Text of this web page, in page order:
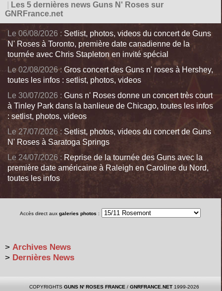
Les 5 dernières news Guns N' Roses sur
GNRFrance.net
Le 06/08/2026 : Setlist, photos, videos du concert de Guns
N' Roses à Toronto, première date canadienne de la
tournée avec Chris Stapleton en invité spécial
Le 02/08/2026 : Gros concert des Guns n' roses à Hershey,
toutes les infos : setlist, photos, videos
Le 30/07/2026 : Guns n' Roses donne un concert très court
à Tinley Park dans la banlieue de Chicago, toutes les infos
: setlist, photos, videos
Le 27/07/2026 : Setlist, photos, videos du concert de Guns
N' Roses à Saratoga Springs
Le 24/07/2026 : Reprise de la tournée des Guns avec la
première date américaine à Raleigh en Caroline du Nord,
toutes les infos
Accès direct auxgaleries photos :
> Archives News
> Dernières News
COPYRIGHTS GUNS N' ROSES FRANCE / GNRFRANCE.NET1999-2026